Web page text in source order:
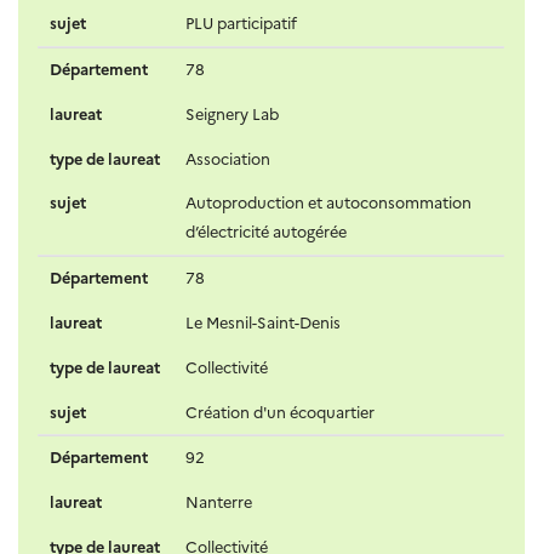
sujet PLU participatif
Département 78
laureat Seignery Lab
type de laureat Association
sujet
Autoproduction et autoconsommation
d’électricité autogérée
Département 78
laureat Le Mesnil-Saint-Denis
type de laureat Collectivité
sujet Création d'un écoquartier
Département 92
laureat Nanterre
type de laureat Collectivité